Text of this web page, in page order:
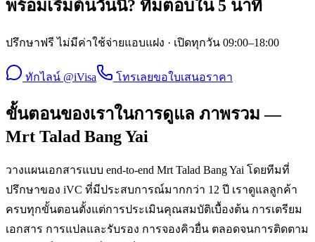
พร้อมเริ่มต้นวันนี้? ทีมตอบใน 5 นาที
ปรึกษาฟรี ไม่มีค่าใช้จ่ายแอบแฝง · เปิดทุกวัน 09:00–18:00
ทักไลน์ @iVisa โทรเลยขอใบเสนอราคา
ขั้นตอนของเราในการดูแล ภาพรวม —
Mrt Talad Bang Yai
วางแผนเอกสารแบบ end-to-end Mrt Talad Bang Yai โดยทีมที่
ปรึกษาของ iVC ที่มีประสบการณ์มากกว่า 12 ปี เราดูแลลูกค้า
ครบทุกขั้นตอนตั้งแต่การประเมินคุณสมบัติเบื้องต้น การเตรียม
เอกสาร การแปลและรับรอง การจองคิวยื่น ตลอดจนการติดตาม